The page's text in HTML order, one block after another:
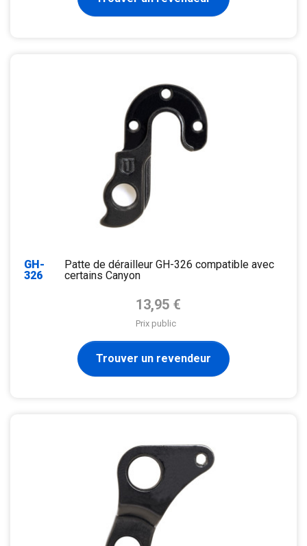
GH-
326
Patte de dérailleur GH-326 compatible avec
certains Canyon
Prix de base
13,95 €
Prix public
Trouver un revendeur